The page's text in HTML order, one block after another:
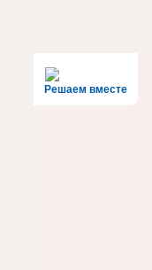
Решаем вместе